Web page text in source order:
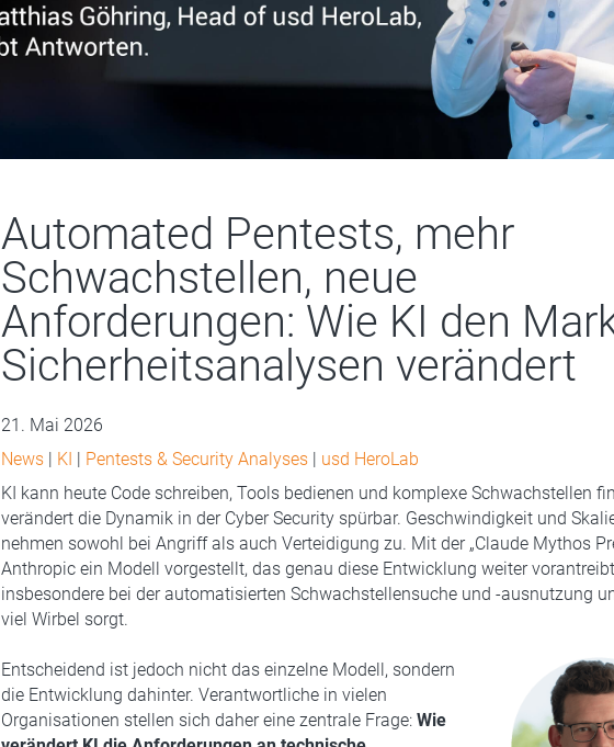
Automated Pentests, mehr
Schwachstellen, neue
Anforderungen: Wie KI den
Sicherheitsanalysen verändert
21. Mai 2026
News| KI | Pentests & Security Analyses| usd HeroLab
KI kann heute Code schreiben, Tools bedienen und komplexe Schwachstellen
verändert die Dynamik in der Cyber Security spürbar. Geschwindigkeit und
nehmen sowohl bei Angriff als auch Verteidigung zu. Mit der „Claude Mythos
Anthropic ein Modell vorgestellt, das genau diese Entwicklung weiter
insbesondere bei der automatisierten Schwachstellensuche und -ausnutzung
viel Wirbel sorgt.
Entscheidend ist jedoch nicht das einzelne Modell, sondern
die Entwicklung dahinter. Verantwortliche in vielen
Organisationen stellen sich daher eine zentrale Frage: Wie